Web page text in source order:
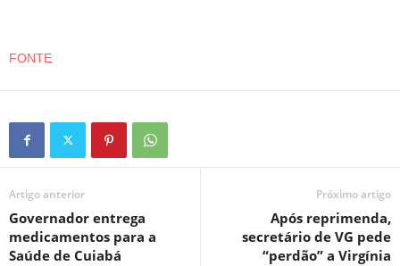
FONTE
Artigo anterior
Governador entrega
medicamentos para a
Saúde de Cuiabá
Próximo artigo
Após reprimenda,
secretário de VG pede
“perdão” a Virgínia